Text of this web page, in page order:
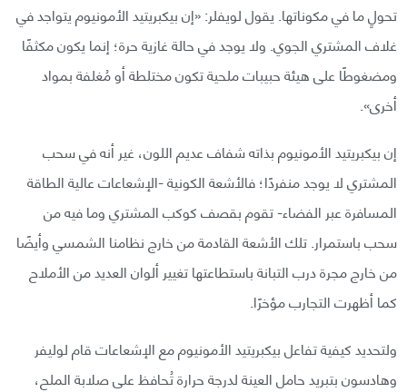
تحولٍ ما ‏في مكوناتها.‏ يقول لويفلر: ‏«إن بيكبريتيد الأمونيوم يتواجد في
غلاف المشتري الجوي. ولا يوجد في حالة غازية حرة؛ إنما يكون مكثفًا
ومضغوطًا على هيئة حبيبات ملحية تكون ‏مختلطة أو مُغلفة بمواد
أخرى»‏.
إن بيكبريتيد الأمونيوم بذاته شفاف عديم اللون، غير أنه في سحب
المشتري لا يوجد منفردًا؛ فالأشعة الكونية -الإشعاعات عالية الطاقة
المسافرة عبر الفضاء- تقوم بقصف كوكب ‏المشتري وما فيه من
سحب باستمرار.‏ تلك الأشعة القادمة من خارج نظامنا الشمسي وأيضًا
من خارج مجرة درب التبانة باستطاعتها تغيير ‏ألوان العديد من الأملاح
كما أظهرت التجارب مؤخرًا.‏
ولتحديد كيفية تفاعل بيكبريتيد الأمونيوم مع الإشعاعات قام لوليفر
وهادسون بتبريد حامل ‏العينة لدرجة حرارة تُحافظ على صلابة الملح،